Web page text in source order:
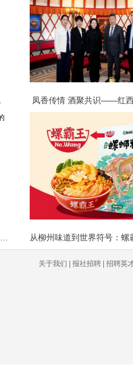
凤香传情 酒聚共识——红
关于我们 | 报社招聘 | 招聘英